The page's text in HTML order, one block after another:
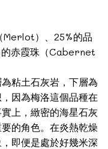
Merlot）、25%的品
赤霞珠（Cabernet
粘土石灰岩，下層為
因為梅洛這個品種在
上，緻密的海星石灰
的角色。在炎熱乾燥
即便是處於好幾米深